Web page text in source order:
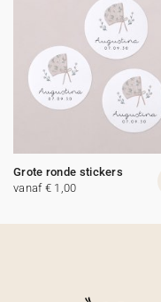
Grote ronde stickers
vanaf € 1,00